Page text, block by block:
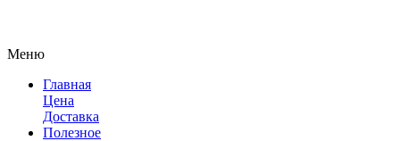
Меню
Главная
Цена
Доставка
Полезное